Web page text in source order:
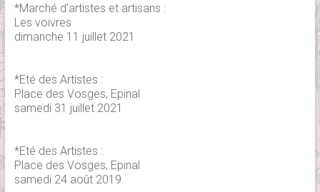
*Marché d'artistes et artisans :
Les voivres
dimanche 11 juillet 2021
*Eté des Artistes :
Place des Vosges, Epinal
samedi 31 juillet 2021
*Eté des Artistes :
Place des Vosges, Epinal
samedi 24 août 2019